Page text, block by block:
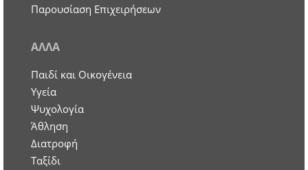
Παρουσίαση Επιχειρήσεων
ΑΛΛΑ
Παιδί και Οικογένεια
Υγεία
Ψυχολογία
Άθληση
Διατροφή
Ταξίδι